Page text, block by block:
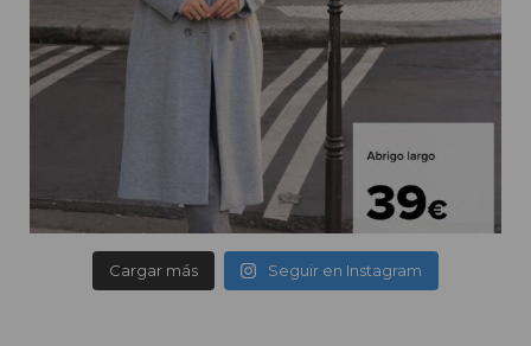
Cargar más Seguir en Instagram